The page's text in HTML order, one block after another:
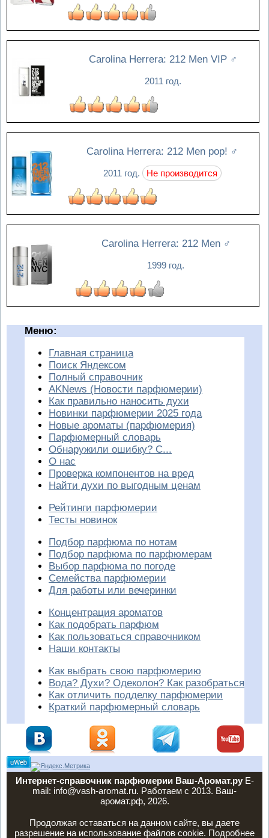
Carolina Herrera: 212 Men VIP ♂
2011 год.
Carolina Herrera: 212 Men pop! ♂
2011 год. Не производится
Carolina Herrera: 212 Men ♂
1999 год.
Меню:
Главная страница
Поиск Яндексом
Полный справочник
AKNews (Новости парфюмерии)
Как правильно наносить духи
Новинки парфюмерии 2025 года
Новые ароматы (парфюмерия)
Парфюмерный словарь
Обнаружили ошибку? С...
О нас
Проверка компонентов на вред
Найти духи по выгодным ценам
Рейтинги парфюмерии
Тесты новинок
Подбор парфюма по нотам
Подбор парфюма по парфюмерам
Выбор парфюма по погоде
Семейства парфюмерии
Для работы или вечеринки
Концентрация ароматов
Как подобрать парфюм
Как пользоваться справочником
Наши контакты
Как выбрать свою парфюмерию
Вода? Духи? Одеколон? Как разобраться
Как отличить подделку парфюмерии
Краткий парфюмерный словарь
Интернет-справочник парфюмерии Ваш-Аромат.руE-
mail: info@vash-aromat.ru. Работаем с 2013. Ваш-
аромат.рф, 2026.
Продолжая оставаться на данном сайте, вы даете
разрешение на использование файлов cookie. Подробнее